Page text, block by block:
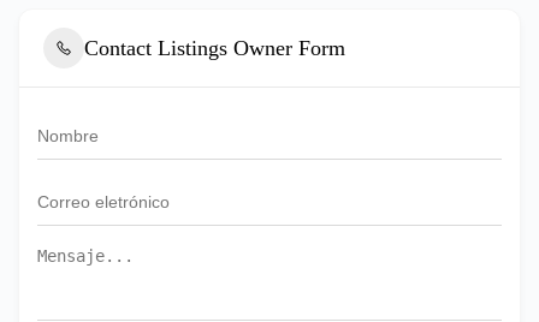
Contact Listings Owner Form